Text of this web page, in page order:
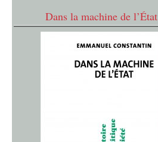
Dans la machine de l’État